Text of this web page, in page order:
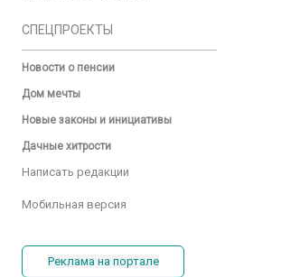
СПЕЦПРОЕКТЫ
Новости о пенсии
Дом мечты
Новые законы и инициативы
Дачные хитрости
Написать редакции
Мобильная версия
Реклама на портале